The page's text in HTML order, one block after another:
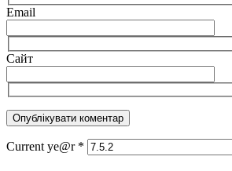
Email
Сайт
Current ye@r *